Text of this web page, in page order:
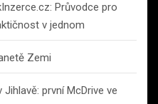
Průvodce pro
v jednom
Zemi
Jihlavě: první McDrive ve